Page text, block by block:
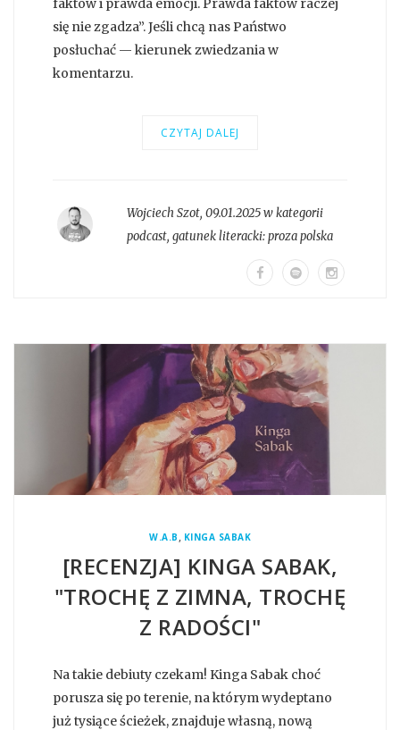
faktów i prawda emocji. Prawda faktów raczej
się nie zgadza”. Jeśli chcą nas Państwo
posłuchać — kierunek zwiedzania w
komentarzu.
CZYTAJ DALEJ
Wojciech Szot, 09.01.2025 w kategorii
podcast, gatunek literacki:proza polska
W.A.B , KINGA SABAK
[RECENZJA] KINGA SABAK,
"TROCHĘ Z ZIMNA, TROCHĘ
Z RADOŚCI"
Na takie debiuty czekam! Kinga Sabak choć
porusza się po terenie, na którym wydeptano
już tysiące ścieżek, znajduje własną, nową